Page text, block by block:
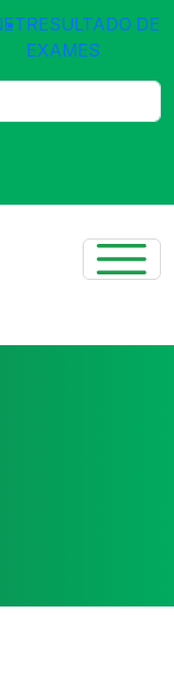
RESULTADO DE
EXAMES